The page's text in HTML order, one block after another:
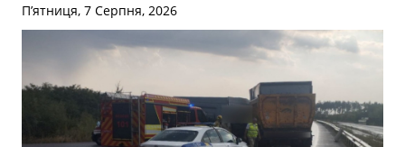
П’ятниця, 7 Серпня, 2026